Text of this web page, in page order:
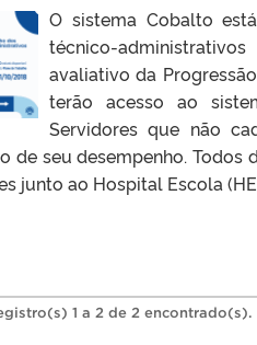
O sistema Cobalto
técnico-
avaliativo da
terão acesso ao
Servidores que não
de seu desempenho.
junto ao Hospital Escola
1 a 2 de 2 encontrado(s).